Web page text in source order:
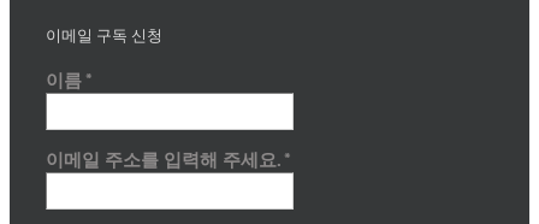
이메일 구독 신청
이름 *
이메일 주소를 입력해 주세요. *